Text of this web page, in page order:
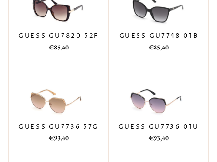
GUESS GU7820 52F
Prezzo
listino
Prezzo
€85,40
GUESS GU7748 01B
Prezzo
listino
Prezzo
€85,40
GUESS GU7736 57G
Prezzo
listino
Prezzo
€93,40
GUESS GU7736 01U
Prezzo
listino
Prezzo
€93,40